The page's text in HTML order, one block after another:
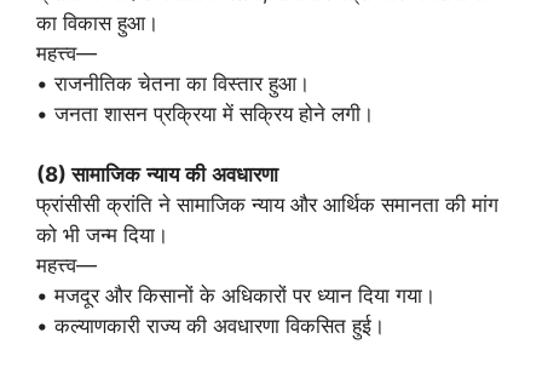
का विकास हुआ।
महत्त्व—
• राजनीतिक चेतना का विस्तार हुआ।
• जनता शासन प्रक्रिया में सक्रिय होने लगी।
(8)सामाजिक न्याय की अवधारणा
फ्रांसीसी क्रांति ने सामाजिक न्याय और आर्थिक समानता की मांग
को भी जन्म दिया।
महत्त्व—
• मजदूर और किसानों के अधिकारों पर ध्यान दिया गया।
• कल्याणकारी राज्य की अवधारणा विकसित हुई।